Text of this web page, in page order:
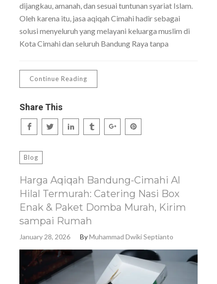
dijangkau, amanah, dan sesuai tuntunan syariat Islam.
Oleh karena itu, jasa aqiqah Cimahi hadir sebagai
solusi menyeluruh yang melayani keluarga muslim di
Kota Cimahi dan seluruh Bandung Raya tanpa
Continue Reading
Share This
Blog
Harga Aqiqah Bandung-Cimahi Al
Hilal Termurah: Catering Nasi Box
Enak & Paket Domba Murah, Kirim
sampai Rumah
January 28, 2026 ByMuhammad Dwiki Septianto